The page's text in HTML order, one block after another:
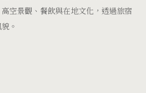
空景觀、餐飲與在地文化，透過旅宿
。